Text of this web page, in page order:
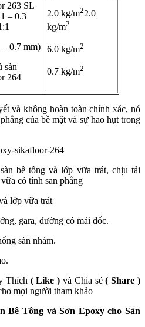
263 SL
– 0.3
– 0.7 mm)
sàn
264
2.0 kg/m22.0
kg/m2
6.0 kg/m2
0.7 kg/m2
và không hoàn toàn chính xác, nó
của bề mặt và sự hao hụt trong
bê tông và lớp vữa trát, chịu tải
có tính san phẳng
lớp vữa trát
gara, đường có mái dốc.
sàn nhám.
Thích ( Like ) và Chia sẻ( Share )
mọi người tham khảo
Bê Tông và Sơn Epoxy cho Sàn